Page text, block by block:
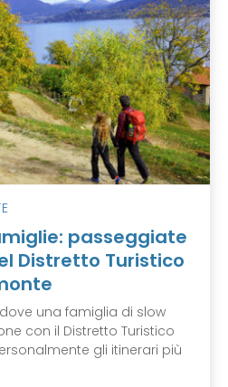
passeggiate
Distretto Turistico
una famiglia di slow
con il Distretto Turistico
gli itinerari più